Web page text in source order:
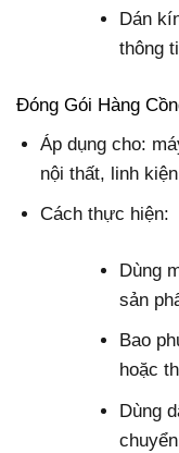
Dán
thông
Đóng Gói Hàng
Áp dụng cho:
nội thất, linh
Cách thực hiện:
Dùng
sản
Bao
hoặc
Dùng